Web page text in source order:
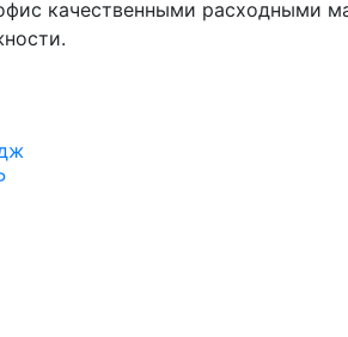
качественными расходными